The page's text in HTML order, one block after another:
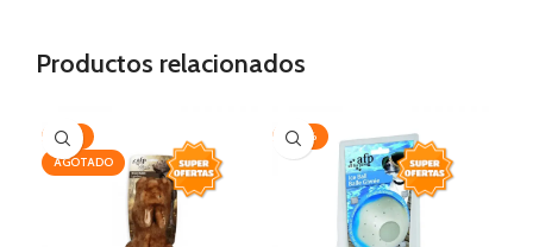
Productos relacionados
-25%
AGOTADO
-20%